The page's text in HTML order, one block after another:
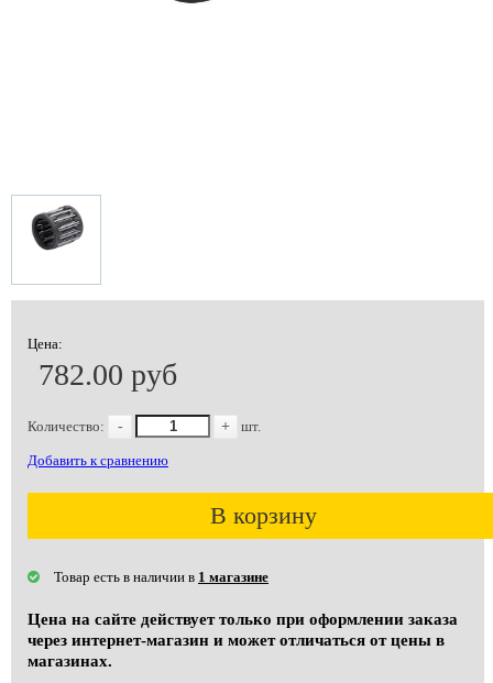
Цена:
782.00 руб
Количество: - + шт.
Добавить к сравнению
В корзину
Товар есть в наличии в 1 магазине
Цена на сайте действует только при оформлении заказа
через интернет-магазин и может отличаться от цены в
магазинах.